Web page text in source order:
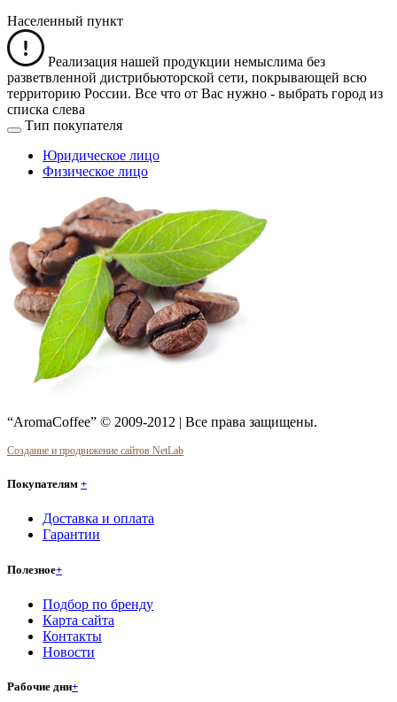
Населенный пункт
Реализация нашей продукции немыслима без
разветвленной дистрибьюторской сети, покрывающей всю
территорию России. Все что от Вас нужно - выбрать город из
списка слева
Тип покупателя
Юридическое лицо
Физическое лицо
“AromaCoffee” © 2009-2012 | Все права защищены.
Создание и продвижение сайтов NetLab
Покупателям +
Доставка и оплата
Гарантии
Полезное+
Подбор по бренду
Карта сайта
Контакты
Новости
Рабочие дни+